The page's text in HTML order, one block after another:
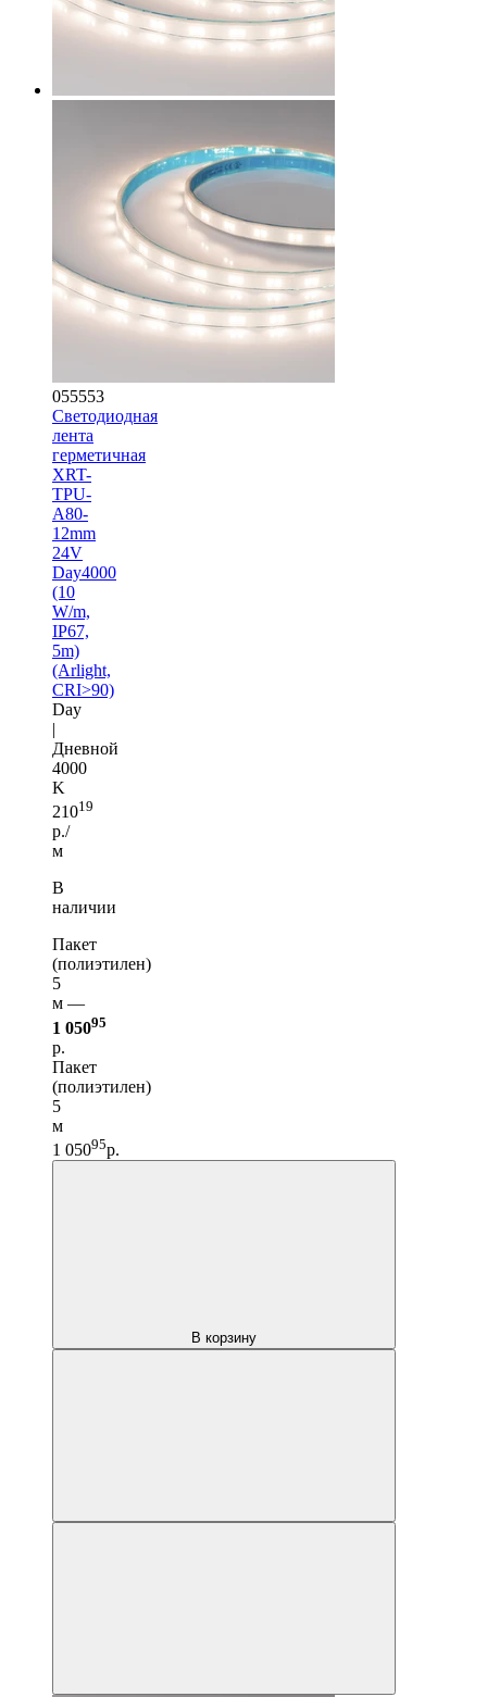
055553
Светодиодная
лента
герметичная
XRT-
TPU-
A80-
12mm
24V
Day4000
(10
W/m,
IP67,
5m)
(Arlight,
CRI>90)
Day
|
Дневной
4000
K
21019
р./
м
В
наличии
Пакет
(полиэтилен)
5
м —
1 05095
р.
Пакет
(полиэтилен)
5
м
1 05095р.
В корзину